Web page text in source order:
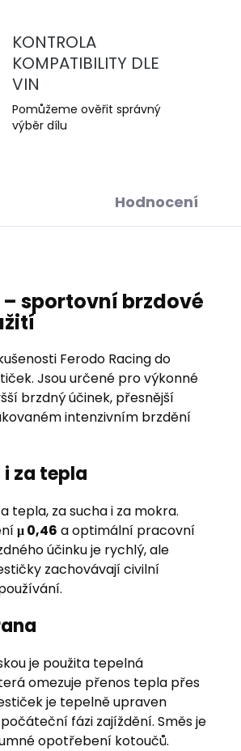
KONTROLA
KOMPATIBILITY DLE
VIN
Pomůžeme ověřit správný
výběr dílu
Hodnocení
– sportovní brzdové
Ferodo Racing do
Jsou určené pro výkonné
brzdný účinek, přesnější
intenzivním brzdění
za tepla
tepla, za sucha i za mokra.
μ 0,46 a optimální pracovní
účinku je rychlý, ale
zachovávají civilní
je použita tepelná
omezuje přenos tepla přes
je tepelně upraven
fázi zajíždění. Směs je
opotřebení kotoučů.